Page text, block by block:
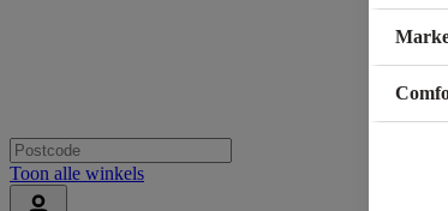
Toon alle winkels